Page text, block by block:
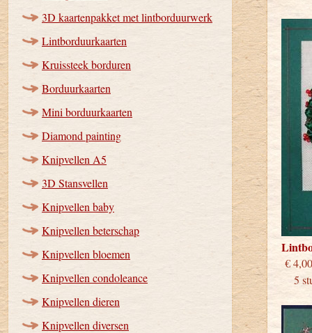
3D kaartenpakket met lintborduurwerk
Lintborduurkaarten
Kruissteek borduren
Borduurkaarten
Mini borduurkaarten
Diamond painting
Knipvellen A5
3D Stansvellen
Knipvellen baby
Knipvellen beterschap
Knipvellen bloemen
Knipvellen condoleance
Knipvellen dieren
Knipvellen diversen
5